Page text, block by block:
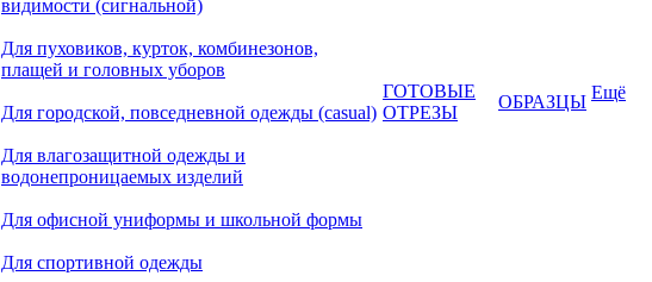
видимости (сигнальной)
Для пуховиков, курток, комбинезонов,
плащей и головных уборов
Для городской, повседневной одежды (casual)
Для влагозащитной одежды и
водонепроницаемых изделий
Для офисной униформы и школьной формы
Для спортивной одежды
ГОТОВЫЕ
ОТРЕЗЫ
ОБРАЗЦЫ Ещё